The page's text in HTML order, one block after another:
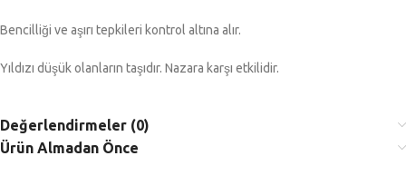
Bencilliği ve aşırı tepkileri kontrol altına alır.
Yıldızı düşük olanların taşıdır. Nazara karşı etkilidir.
Değerlendirmeler (0)
Ürün Almadan Önce